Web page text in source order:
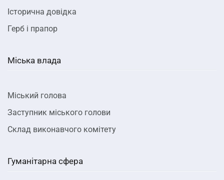
Історична довідка
Герб і прапор
Міська влада
Міський голова
Заступник міського голови
Склад виконавчого комітету
Гуманітарна сфера